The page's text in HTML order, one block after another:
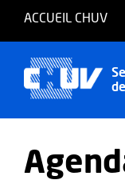
ACCUEIL CHUV